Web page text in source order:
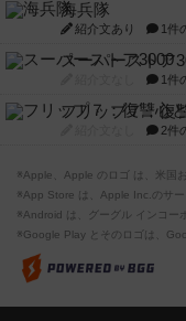
海兵隊
紹介文あり 1件
スーパーストア
1件
フリップ７：復
2件
※Apple、Apple のロゴ は、米国
※App Store は、Apple Inc.のサー
※Android は、グーグル インコー
※Google Play とそのロゴは、